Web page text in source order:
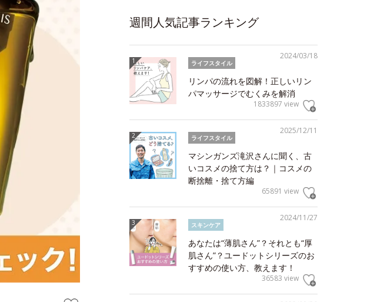
週間人気記事ランキング
2024/03/18
ライフスタイル
リンパの流れを図解！正しいリン
パマッサージでむくみを解消
1833897 view
2025/12/11
ライフスタイル
マシンガンズ滝沢さんに聞く、古
いコスメの捨て方は？｜コスメの
断捨離・捨て方編
65891 view
2024/11/27
スキンケア
あなたは“薄肌さん”？それとも“厚
肌さん”？ユードットシリーズのお
すすめの使い方、教えます！
36583 view